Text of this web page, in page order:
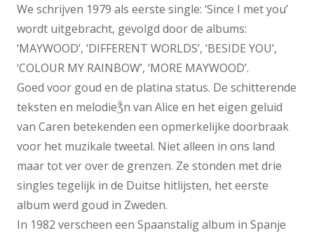
We schrijven 1979 als eerste single: ‘Since I met you’
wordt uitgebracht, gevolgd door de albums:
‘MAYWOOD’, ‘DIFFERENT WORLDS’, ‘BESIDE YOU’,
‘COLOUR MY RAINBOW’, ‘MORE MAYWOOD’.
Goed voor goud en de platina status. De schitterende
teksten en melodieǮn van Alice en het eigen geluid
van Caren betekenden een opmerkelijke doorbraak
voor het muzikale tweetal. Niet alleen in ons land
maar tot ver over de grenzen. Ze stonden met drie
singles tegelijk in de Duitse hitlijsten, het eerste
album werd goud in Zweden.
In 1982 verscheen een Spaanstalig album in Spanje